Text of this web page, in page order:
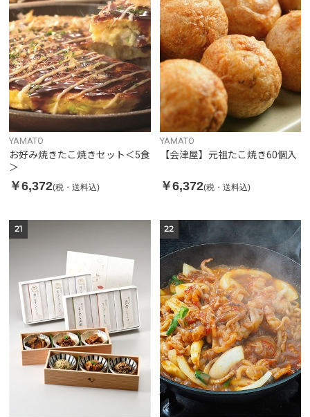
YAMATO
お好み焼きたこ焼きセット＜5食
＞
￥6,372(税・送料込)
YAMATO
【会津屋】元祖たこ焼き60個入
￥6,372(税・送料込)
21 22